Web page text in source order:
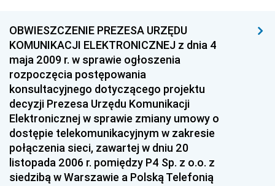
Dziennik Urzędowy Ministra Gospodarki Morskiej
Dziennik Urzędowy Ministra Obrony Narodowej
Dziennik Urzędowy Komendy Głównej Państwowej
Straży Pożarnej
Dziennik Urzędowy Głównego Urzędu Statystycznego
Dziennik Urzędowy Ministra Kultury i Dziedzictwa
Narodowego
Dziennik Urzędowy Komendy Głównej Policji
OBWIESZCZENIE PREZESA URZĘDU
KOMUNIKACJI ELEKTRONICZNEJ z dnia 4
maja 2009 r. w sprawie ogłoszenia
rozpoczęcia postępowania
konsultacyjnego dotyczącego projektu
decyzji Prezesa Urzędu Komunikacji
Elektronicznej w sprawie zmiany umowy o
dostępie telekomunikacyjnym w zakresie
połączenia sieci, zawartej w dniu 20
listopada 2006 r. pomiędzy P4 Sp. z o.o. z
siedzibą w Warszawie a Polską Telefonią